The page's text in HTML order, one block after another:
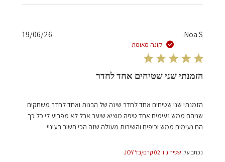
Noa S.
קונה מאומת
הזמנתי שני שטיחים אחד לחדר
הזמנתי שני שטיחים אחד לחדר שינה של הבנות ואחד לחדר משחקים
שניהם ממש נעימים אחד טיפה מוציא שיער אבל לא מפריע לי כל כך
הם נעימים ממש וכיפים והשירות מעולה שזה הכי חשוב בעיניי
נכתב על: שטיח ג'וי 02 קרם/בז' JOY
19/06/26